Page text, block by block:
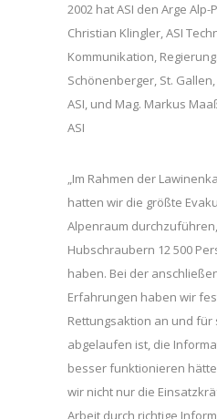
2002 hat ASI den Arge Alp-
Christian Klingler, ASI
Kommunikation,
Schönenberger, St.
ASI, und Mag. Markus
ASI
„Im Rahmen der
hatten wir die größte
Alpenraum
Hubschraubern 12 500
haben. Bei der
Erfahrungen haben wir
Rettungsaktion an und für
abgelaufen ist, die
besser funktionieren
wir nicht nur die
Arbeit durch richtige